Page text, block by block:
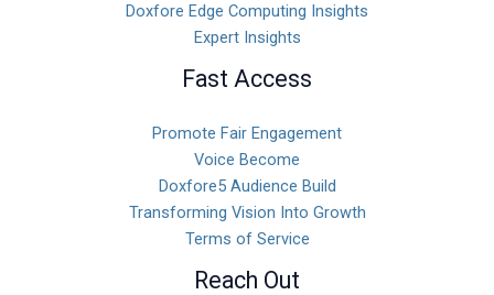
Doxfore Edge Computing Insights
Expert Insights
Fast Access
Promote Fair Engagement
Voice Become
Doxfore5 Audience Build
Transforming Vision Into Growth
Terms of Service
Reach Out